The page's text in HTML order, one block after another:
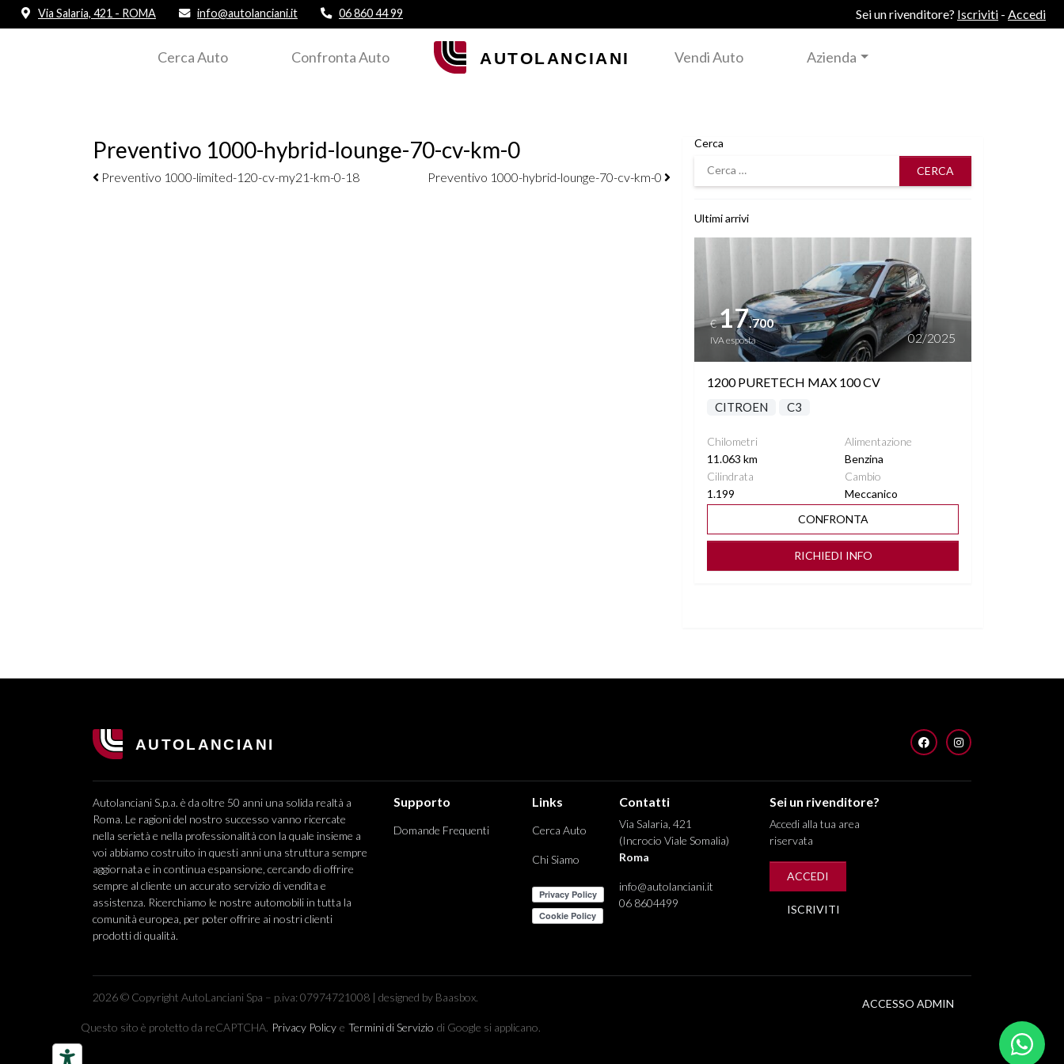
Via Salaria, 421 - ROMA info@autolanciani.it 06 860 44 99 Sei un rivenditore? Iscriviti - Accedi
Cerca Auto Confronta Auto Vendi Auto Azienda
Preventivo 1000-hybrid-lounge-70-cv-km-0
Navigazione elementi
Preventivo 1000-limited-120-cv-my21-km-0-18 Preventivo 1000-hybrid-lounge-70-cv-km-0
Cerca
Cerca
Ultimi arrivi
Vedi dettagli
€17.700
IVA esposta 02/2025
1200 PURETECH MAX 100 CV
CITROEN C3
Chilometri
11.063 km
Alimentazione
Benzina
Cilindrata
1.199
Cambio
Meccanico
CONFRONTA
RICHIEDI INFO
FACEBOOKINSTAGRAM
Autolanciani S.p.a. è da oltre 50 anni una solida realtà a
Roma. Le ragioni del nostro successo vanno ricercate
nella serietà e nella professionalità con la quale insieme a
voi abbiamo costruito in questi anni una struttura sempre
aggiornata e in continua espansione, cercando di offrire
sempre al cliente un accurato servizio di vendita e
assistenza. Ricerchiamo le nostre automobili in tutta la
comunità europea, per poter offrire ai nostri clienti
prodotti di qualità.
Supporto
Domande Frequenti
Links
Cerca Auto
Chi Siamo
Contatti
Via Salaria, 421
(Incrocio Viale Somalia)
Roma
info@autolanciani.it
06 8604499
Sei un rivenditore?
Accedi alla tua area
riservata
ACCEDI
ISCRIVITI
2026 © Copyright AutoLanciani Spa – p.iva: 07974721008 | designed by Baasbox.
ACCESSO ADMIN
Questo sito è protetto da reCAPTCHA. Privacy Policy e Termini di Servizio di Google si applicano.